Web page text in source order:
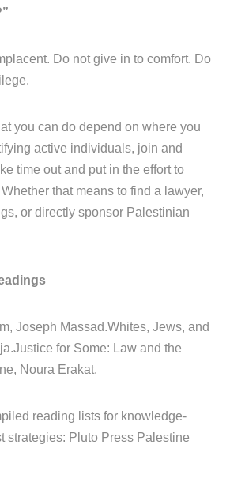
Do not give in to comfort. Do
you can do depend on where you
active individuals, join and
time out and put in the effort to
that means to find a lawyer,
or directly sponsor Palestinian
Joseph Massad.Whites, Jews, and
for Some: Law and the
Noura Erakat.
reading lists for knowledge-
strategies: Pluto Press Palestine